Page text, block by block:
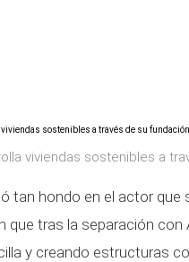
viviendas sostenibles a
tan hondo en el actor
que tras la separación
y creando estructuras